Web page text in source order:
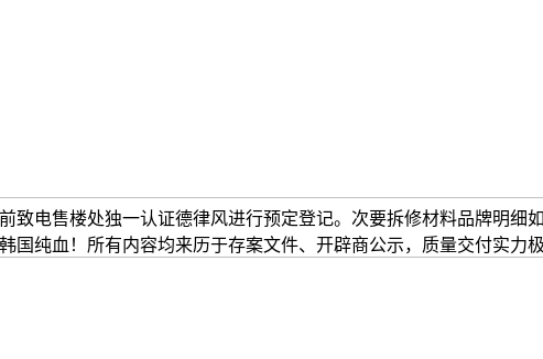
致电售楼处独一认证德律风进行预定登记。次要拆修材料品牌明
国纯血！所有内容均来历于存案文件、开辟商公示，质量交付实力